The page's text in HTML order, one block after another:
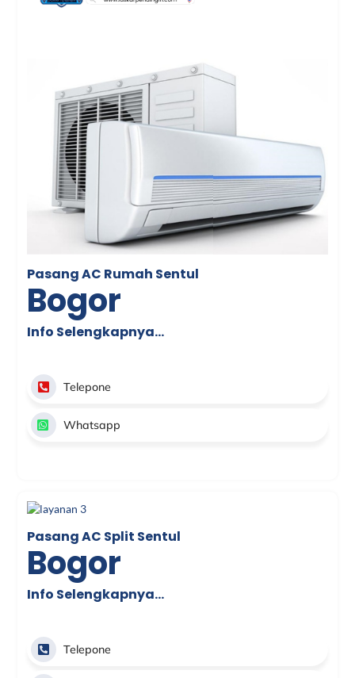
Pasang AC Rumah Sentul
Bogor
Info Selengkapnya…
Telepone
Whatsapp
Pasang AC Split Sentul
Bogor
Info Selengkapnya…
Telepone